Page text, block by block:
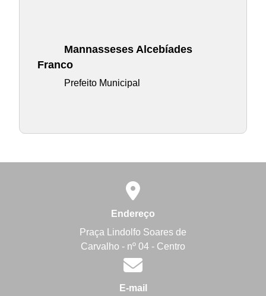
Mannasseses Alcebíades
Franco
Prefeito Municipal
Endereço
Praça Lindolfo Soares de
Carvalho - nº 04 - Centro
E-mail